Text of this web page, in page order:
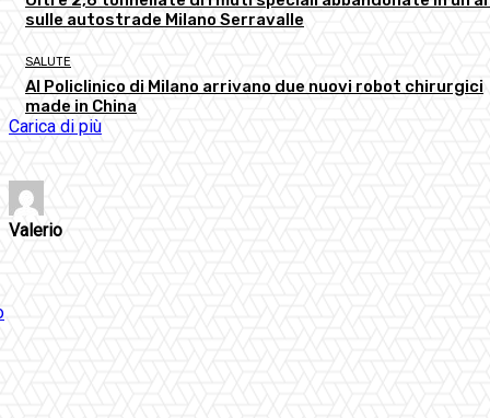
sulle autostrade Milano Serravalle
SALUTE
Al Policlinico di Milano arrivano due nuovi robot chirurgici
made in China
Carica di più
Valerio